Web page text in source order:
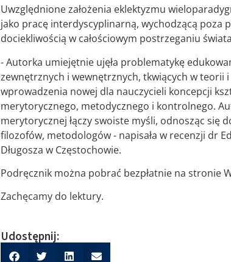
Uwzględnione założenia eklektyzmu
jako pracę interdyscyplinarną, wychodzącą poza
dociekliwością w całościowym postrzeganiu
- Autorka umiejętnie ujęła problematykę
zewnętrznych i wewnętrznych, tkwiących w teorii
wprowadzenia nowej dla nauczycieli koncepcji
merytorycznego, metodycznego i kontrolnego.
merytorycznej łączy swoiste myśli, odnosząc się
filozofów, metodologów - napisała w recenzji dr
Długosza w Częstochowie.
Podręcznik można pobrać bezpłatnie na stronie
Zachęcamy do lektury.
Udostępnij: